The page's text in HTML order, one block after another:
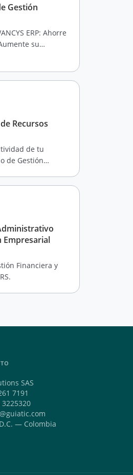
Gestión
ERP: Ahorre
su
Recursos
de tu
de Gestión
Empresarial
Financiera y
SAS
7191
3225320
— Colombia